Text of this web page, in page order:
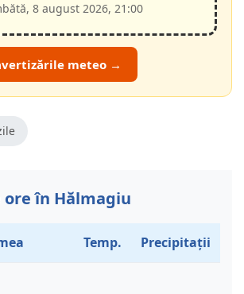
8 august 2026, 21:00
meteo →
ore în Hălmagiu
Temp. Precipitații